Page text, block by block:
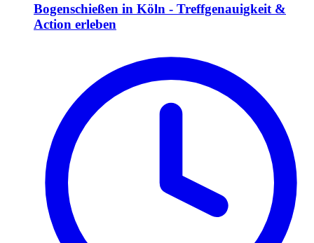
Bogenschießen in Köln - Treffgenauigkeit &
Action erleben